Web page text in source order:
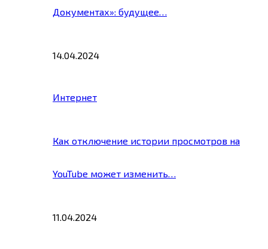
Документах»: будущее…
14.04.2024
Интернет
Как отключение истории просмотров на
YouTube может изменить…
11.04.2024